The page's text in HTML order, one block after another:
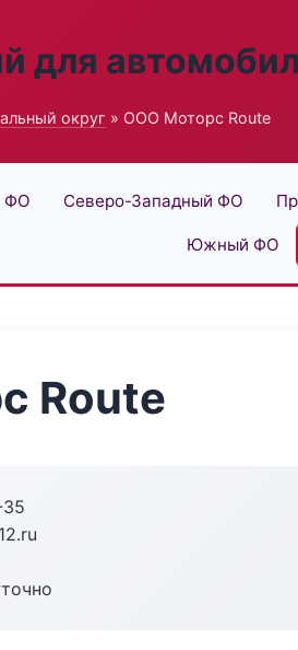
для
округ » ООО Моторс Route
ФО Северо-Западный ФО
Южный ФО
Route